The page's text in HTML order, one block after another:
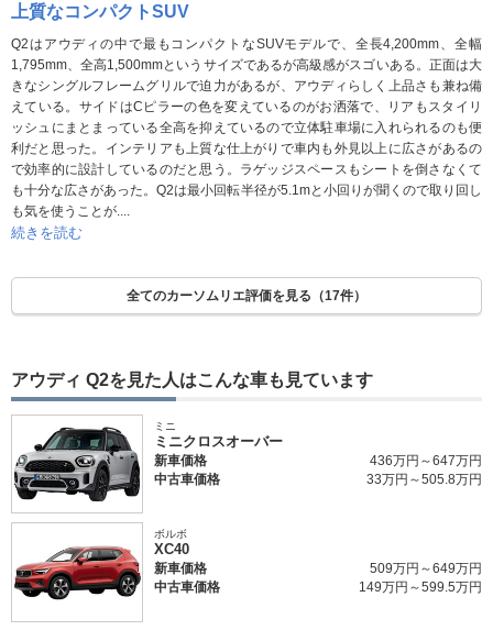
上質なコンパクトSUV
Q2はアウディの中で最もコンパクトなSUVモデルで、全長4,200mm、全幅
1,795mm、全高1,500mmというサイズであるが高級感がスゴいある。正面は大
きなシングルフレームグリルで迫力があるが、アウディらしく上品さも兼ね備
えている。サイドはCピラーの色を変えているのがお洒落で、リアもスタイリ
ッシュにまとまっている全高を抑えているので立体駐車場に入れられるのも便
利だと思った。インテリアも上質な仕上がりで車内も外見以上に広さがあるの
で効率的に設計しているのだと思う。ラゲッジスペースもシートを倒さなくて
も十分な広さがあった。Q2は最小回転半径が5.1mと小回りが聞くので取り回し
も気を使うことが....
続きを読む
全てのカーソムリエ評価を見る（17件）
アウディ Q2を見た人はこんな車も見ています
ミニ
ミニクロスオーバー
新車価格
436万円～647万円
中古車価格
33万円～505.8万円
ボルボ
XC40
新車価格
509万円～649万円
中古車価格
149万円～599.5万円